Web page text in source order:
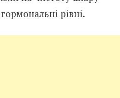
рівні.